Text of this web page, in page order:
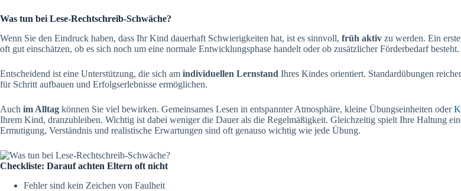
Was tun bei Lese-Rechtschreib-Schwäche?
Wenn Sie den Eindruck haben, dass Ihr Kind dauerhaft Schwierigkeiten hat, ist es sinnvoll, früh aktiv zu werden. Ein
oft gut einschätzen, ob es sich noch um eine normale Entwicklungsphase handelt oder ob zusätzlicher Förderbedarf besteht.
Entscheidend ist eine Unterstützung, die sich am individuellen Lernstand Ihres Kindes orientiert. Standardübungen
für Schritt aufbauen und Erfolgserlebnisse ermöglichen.
Auch im Alltag können Sie viel bewirken. Gemeinsames Lesen in entspannter Atmosphäre, kleine Übungseinheiten oder
Ihrem Kind, dranzubleiben. Wichtig ist dabei weniger die Dauer als die Regelmäßigkeit. Gleichzeitig spielt Ihre Haltung
Ermutigung, Verständnis und realistische Erwartungen sind oft genauso wichtig wie jede Übung.
Checkliste: Darauf achten Eltern oft nicht
Fehler sind kein Zeichen von Faulheit